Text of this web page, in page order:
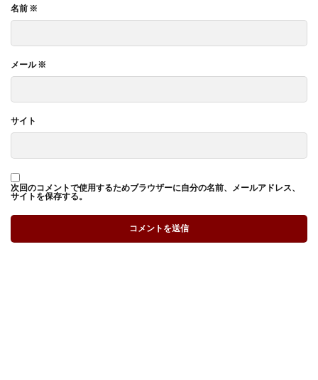
名前 ※
メール※
サイト
次回のコメントで使用するためブラウザーに自分の名前、メールアドレス、
サイトを保存する。